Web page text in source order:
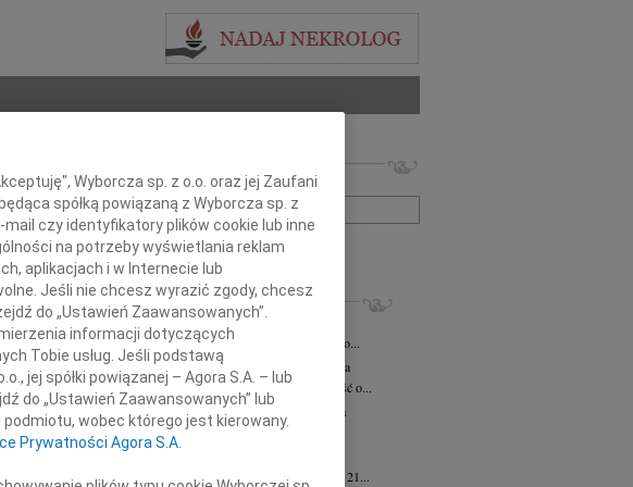
Imię i nazwisko lub numer ogłoszenia:
+ szukanie zaawansowane
INNE NEKROLOGI
Eugeniusz Butruk 05.08.2026
Z ogromnym żalem przyjęliśmy wiadomość o...
Małgorzata Kościelska
Warszawa
Z głębokim smutkiem przyjęliśmy wiadomość o...
Andrzej Komorowski
Warszawa
27 lipca 2026 roku odszedł Śp. Andrzej...
Inocentyna Karkocha
Mgr farm. Inocentyna Karkocha zmarła dnia 21...
Wyborcza sp. z o.o. oraz jej Zaufani
spółką powiązaną z Wyborcza sp. z
czy identyfikatory plików cookie lub inne
na potrzeby wyświetlania reklam
aplikacjach i w Internecie lub
Jeśli nie chcesz wyrazić zgody, chcesz
do „Ustawień Zaawansowanych”.
informacji dotyczących
Tobie usług. Jeśli podstawą
jej spółki powiązanej – Agora S.A. – lub
do „Ustawień Zaawansowanych” lub
wobec którego jest kierowany.
Prywatności Agora S.A.